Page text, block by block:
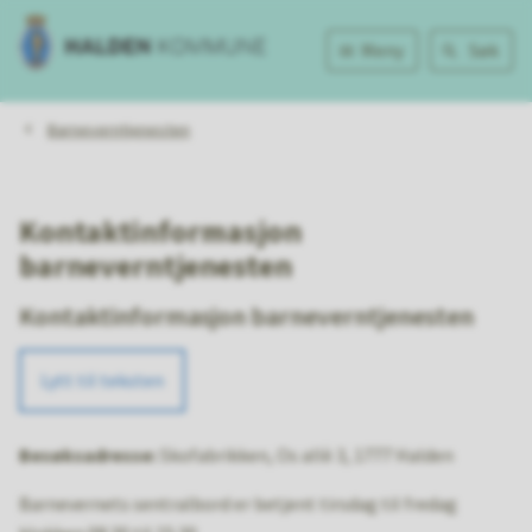
Halden
kommune
Meny Søk
Barneverntjenesten
Kontaktinformasjon
barneverntjenesten
Kontaktinformasjon barneverntjenesten
Lytt til teksten
Besøksadresse: Skofabrikken, Os allè 3, 1777 Halden
Barnevernets sentralbord er betjent tirsdag til fredag